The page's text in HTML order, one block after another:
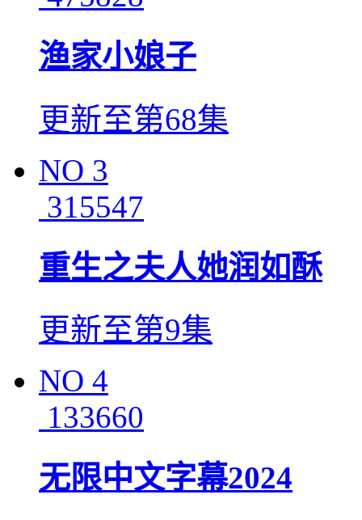
渔家小娘子
更新至第68集
NO 3
315547
重生之夫人她润如酥
更新至第9集
NO 4
133660
无限中文字幕2024